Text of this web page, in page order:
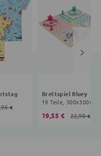
€
Brettspiel Bluey
19,55 € 22,90 €